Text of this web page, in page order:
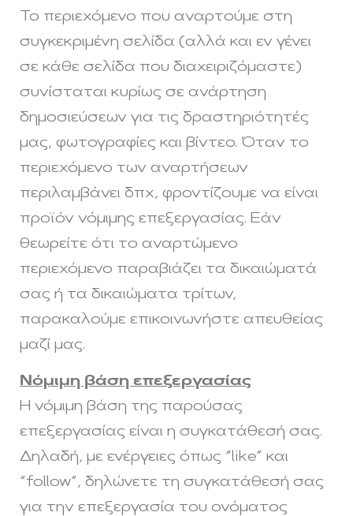
Το περιεχόμενο που αναρτούμε στη
συγκεκριμένη σελίδα (αλλά και εν γένει
σε κάθε σελίδα που διαχειριζόμαστε)
συνίσταται κυρίως σε ανάρτηση
δημοσιεύσεων για τις δραστηριότητές
μας, φωτογραφίες και βίντεο. Όταν το
περιεχόμενο των αναρτήσεων
περιλαμβάνει δπχ, φροντίζουμε να είναι
προϊόν νόμιμης επεξεργασίας. Εάν
θεωρείτε ότι το αναρτώμενο
περιεχόμενο παραβιάζει τα δικαιώματά
σας ή τα δικαιώματα τρίτων,
παρακαλούμε επικοινωνήστε απευθείας
μαζί μας.
Νόμιμη βάση επεξεργασίας
Η νόμιμη βάση της παρούσας
επεξεργασίας είναι η συγκατάθεσή σας.
Δηλαδή, με ενέργειες όπως “like” και
“follow”, δηλώνετε τη συγκατάθεσή σας
για την επεξεργασία του ονόματος